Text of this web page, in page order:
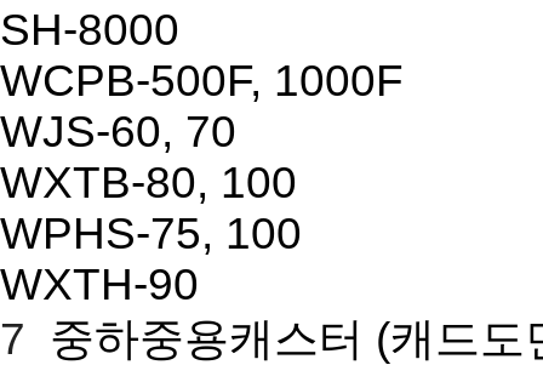
SH-8000
WCPB-500F, 1000F
WJS-60, 70
WXTB-80, 100
WPHS-75, 100
WXTH-90
7 중하중용캐스터 (캐드도